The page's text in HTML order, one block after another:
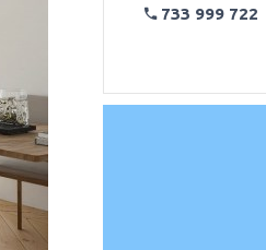
733 999 722